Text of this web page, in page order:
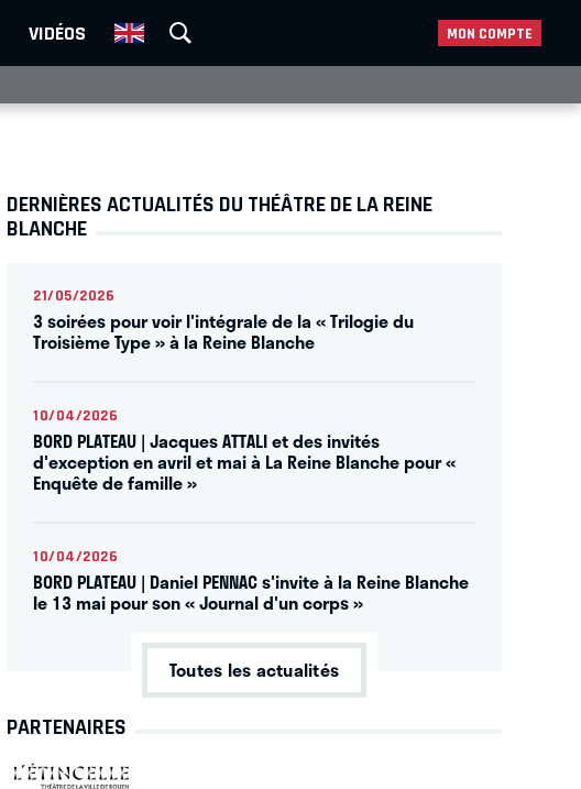
VIDÉOS MON COMPTE
DERNIÈRES ACTUALITÉS DU THÉÂTRE DE LA REINE
BLANCHE
21/05/2026
3 soirées pour voir l'intégrale de la « Trilogie du
Troisième Type » à la Reine Blanche
10/04/2026
BORD PLATEAU | Jacques ATTALI et des invités
d'exception en avril et mai à La Reine Blanche pour «
Enquête de famille »
10/04/2026
BORD PLATEAU | Daniel PENNAC s'invite à la Reine Blanche
le 13 mai pour son « Journal d'un corps »
Toutes les actualités
PARTENAIRES